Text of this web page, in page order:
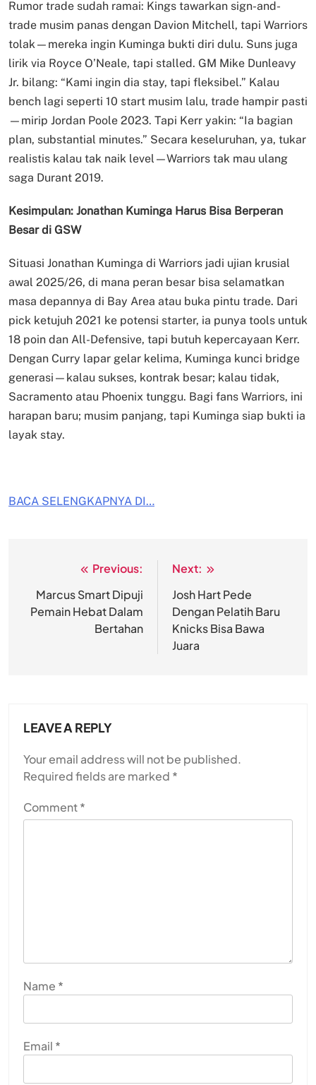
Rumor trade sudah ramai: Kings tawarkan sign-and-
trade musim panas dengan Davion Mitchell, tapi Warriors
tolak—mereka ingin Kuminga bukti diri dulu. Suns juga
lirik via Royce O’Neale, tapi stalled. GM Mike Dunleavy
Jr. bilang: “Kami ingin dia stay, tapi fleksibel.” Kalau
bench lagi seperti 10 start musim lalu, trade hampir pasti
—mirip Jordan Poole 2023. Tapi Kerr yakin: “Ia bagian
plan, substantial minutes.” Secara keseluruhan, ya, tukar
realistis kalau tak naik level—Warriors tak mau ulang
saga Durant 2019.
Kesimpulan: Jonathan Kuminga Harus Bisa Berperan
Besar di GSW
Situasi Jonathan Kuminga di Warriors jadi ujian krusial
awal 2025/26, di mana peran besar bisa selamatkan
masa depannya di Bay Area atau buka pintu trade. Dari
pick ketujuh 2021 ke potensi starter, ia punya tools untuk
18 poin dan All-Defensive, tapi butuh kepercayaan Kerr.
Dengan Curry lapar gelar kelima, Kuminga kunci bridge
generasi—kalau sukses, kontrak besar; kalau tidak,
Sacramento atau Phoenix tunggu. Bagi fans Warriors, ini
harapan baru; musim panjang, tapi Kuminga siap bukti ia
layak stay.
BACA SELENGKAPNYA DI…
navigation
Previous:
Marcus Smart Dipuji
Pemain Hebat Dalam
Bertahan
Next:
Josh Hart Pede
Dengan Pelatih Baru
Knicks Bisa Bawa
Juara
LEAVE A REPLY
Your email address will not be published.
Required fields are marked *
Comment*
Name *
Email *